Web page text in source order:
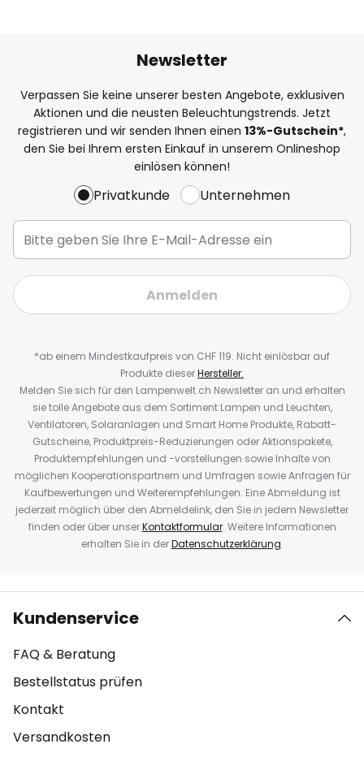
Newsletter
Verpassen Sie keine unserer besten Angebote, exklusiven
Aktionen und die neusten Beleuchtungstrends. Jetzt
registrieren und wir senden Ihnen einen 13%-Gutschein*,
den Sie bei Ihrem ersten Einkauf in unserem Onlineshop
einlösen können!
Privatkunde Unternehmen
Anmelden
*ab einem Mindestkaufpreis von CHF 119. Nicht einlösbar auf
Produkte dieserHersteller.
Melden Sie sich für den Lampenwelt.ch Newsletter an und erhalten
sie tolle Angebote aus dem Sortiment Lampen und Leuchten,
Ventilatoren, Solaranlagen und Smart Home Produkte, Rabatt-
Gutscheine, Produktpreis-Reduzierungen oder Aktionspakete,
Produktempfehlungen und -vorstellungen sowie Inhalte von
möglichen Kooperationspartnern und Umfragen sowie Anfragen für
Kaufbewertungen und Weiterempfehlungen. Eine Abmeldung ist
jederzeit möglich über den Abmeldelink, den Sie in jedem Newsletter
finden oder über unserKontaktformular. Weitere Informationen
erhalten Sie in derDatenschutzerklärung.
Kundenservice
FAQ & Beratung
Bestellstatus prüfen
Kontakt
Versandkosten